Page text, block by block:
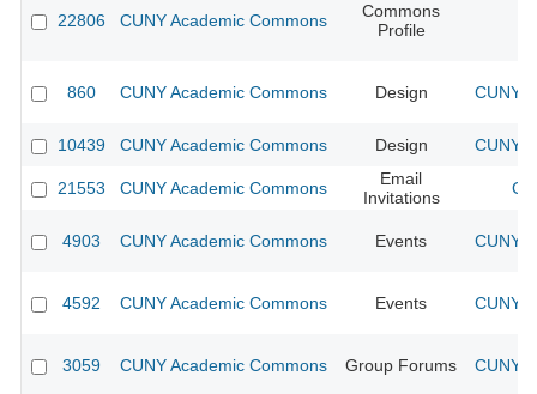
22806 CUNY Academic Commons
Commons
Profile
860 CUNY Academic Commons Design CUNY
10439 CUNY Academic Commons Design CUNY
21553 CUNY Academic Commons
Email
Invitations
4903 CUNY Academic Commons Events CUNY
4592 CUNY Academic Commons Events CUNY
3059 CUNY Academic Commons Group Forums CUNY